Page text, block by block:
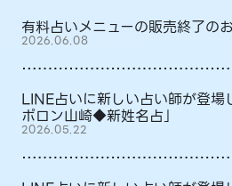
有料占いメニューの販売終了の
2026.06.08
LINE占いに新しい占い師が登
ポロン山崎◆新姓名占」
2026.05.22